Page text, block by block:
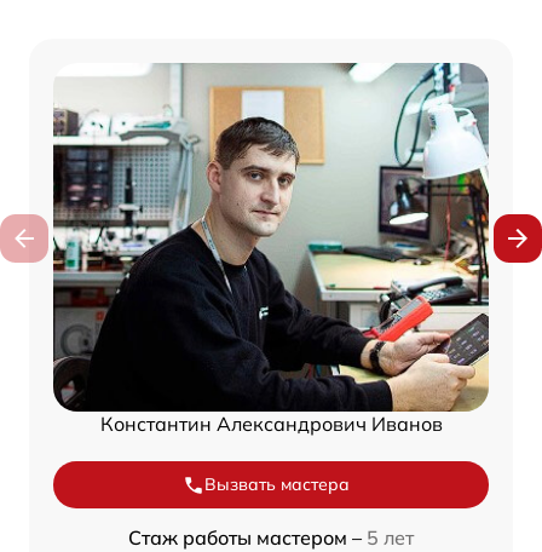
Константин Александрович Иванов
Вызвать мастера
Стаж работы мастером – 5 лет